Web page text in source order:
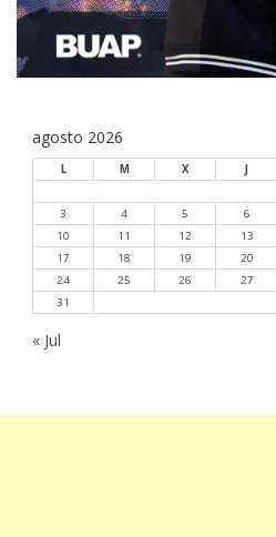
agosto 2026
L M X J
3
4 5 6
10
11 12 13
17
18 19 20
24
25 26 27
31
« Jul